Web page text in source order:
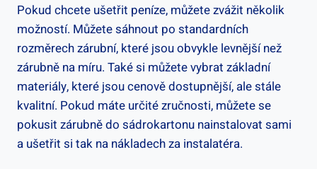
Pokud chcete ušetřit peníze, můžete zvážit několik
možností. Můžete sáhnout po standardních
rozměrech zárubní, které jsou obvykle levnější než
zárubně na míru. Také si můžete vybrat základní
materiály, které jsou cenově dostupnější, ale stále
kvalitní. Pokud máte určité zručnosti, můžete se
pokusit zárubně do sádrokartonu nainstalovat sami
a ušetřit si tak na nákladech za instalatéra.